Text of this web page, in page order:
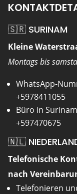
🇸🇷 SURINAM
Kleine
Montags bis
WhatsApp-
+5978411055
Büro in Surinam
+597470675
🇳🇱
Telefonische
nach
Telefonieren